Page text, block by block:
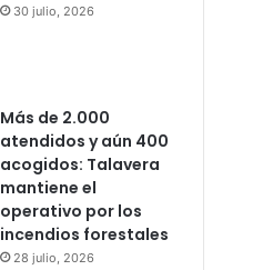
30 julio, 2026
Más de 2.000
atendidos y aún 400
acogidos: Talavera
mantiene el
operativo por los
incendios forestales
28 julio, 2026